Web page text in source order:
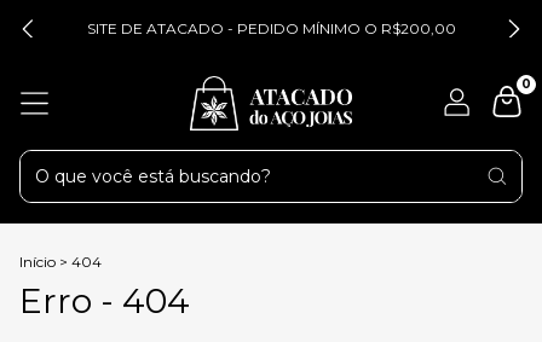
SITE DE ATACADO - PEDIDO MÍNIMO O R$200,00
0
Início > 404
Erro - 404